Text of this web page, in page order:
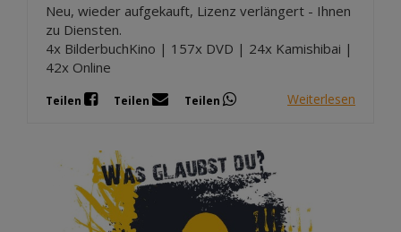
Neu, wieder aufgekauft, Lizenz verlängert - Ihnen
zu Diensten.
4x BilderbuchKino | 157x DVD | 24x Kamishibai |
42x Online
Teilen Teilen Teilen Weiterlesen